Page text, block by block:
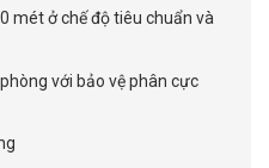
mét ở chế độ tiêu chuẩn và
với bảo vệ phân cực